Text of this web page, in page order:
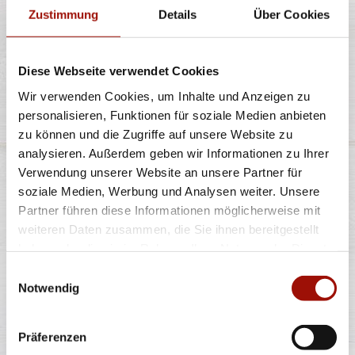
Zustimmung Details Über Cookies
Diese Webseite verwendet Cookies
Wir verwenden Cookies, um Inhalte und Anzeigen zu
personalisieren, Funktionen für soziale Medien anbieten
zu können und die Zugriffe auf unsere Website zu
analysieren. Außerdem geben wir Informationen zu Ihrer
Verwendung unserer Website an unsere Partner für
soziale Medien, Werbung und Analysen weiter. Unsere
Partner führen diese Informationen möglicherweise mit
weiteren Daten zusammen, die Sie ihnen bereitgestellt
Notwendig
Präferenzen
Standard(26cm)
ITALIA
Pizzateig, Tomatensauce, Mozzarella, grüne Oliven,
Kirschtomaten, Rucola und
Standard(26cm) Maxi(32cm) Wumbo(38cm)